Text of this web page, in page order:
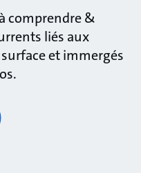
comprendre &
liés aux
et immergés